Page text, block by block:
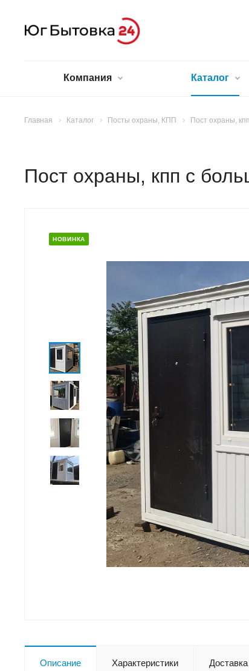
Компания Каталог
Главная Каталог Посты охраны, КПП Пост охраны,
Пост охраны, кпп с
НОВИНКА
Описание Характеристики Доставка